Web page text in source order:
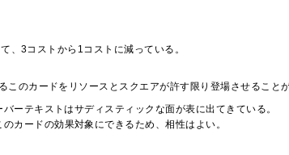
、3コストから1コストに減っている。
このカードをリソースとスクエアが許す限り登場させることが
ーテキストはサディスティックな面が表に出てきている。
のカードの効果対象にできるため、相性はよい。